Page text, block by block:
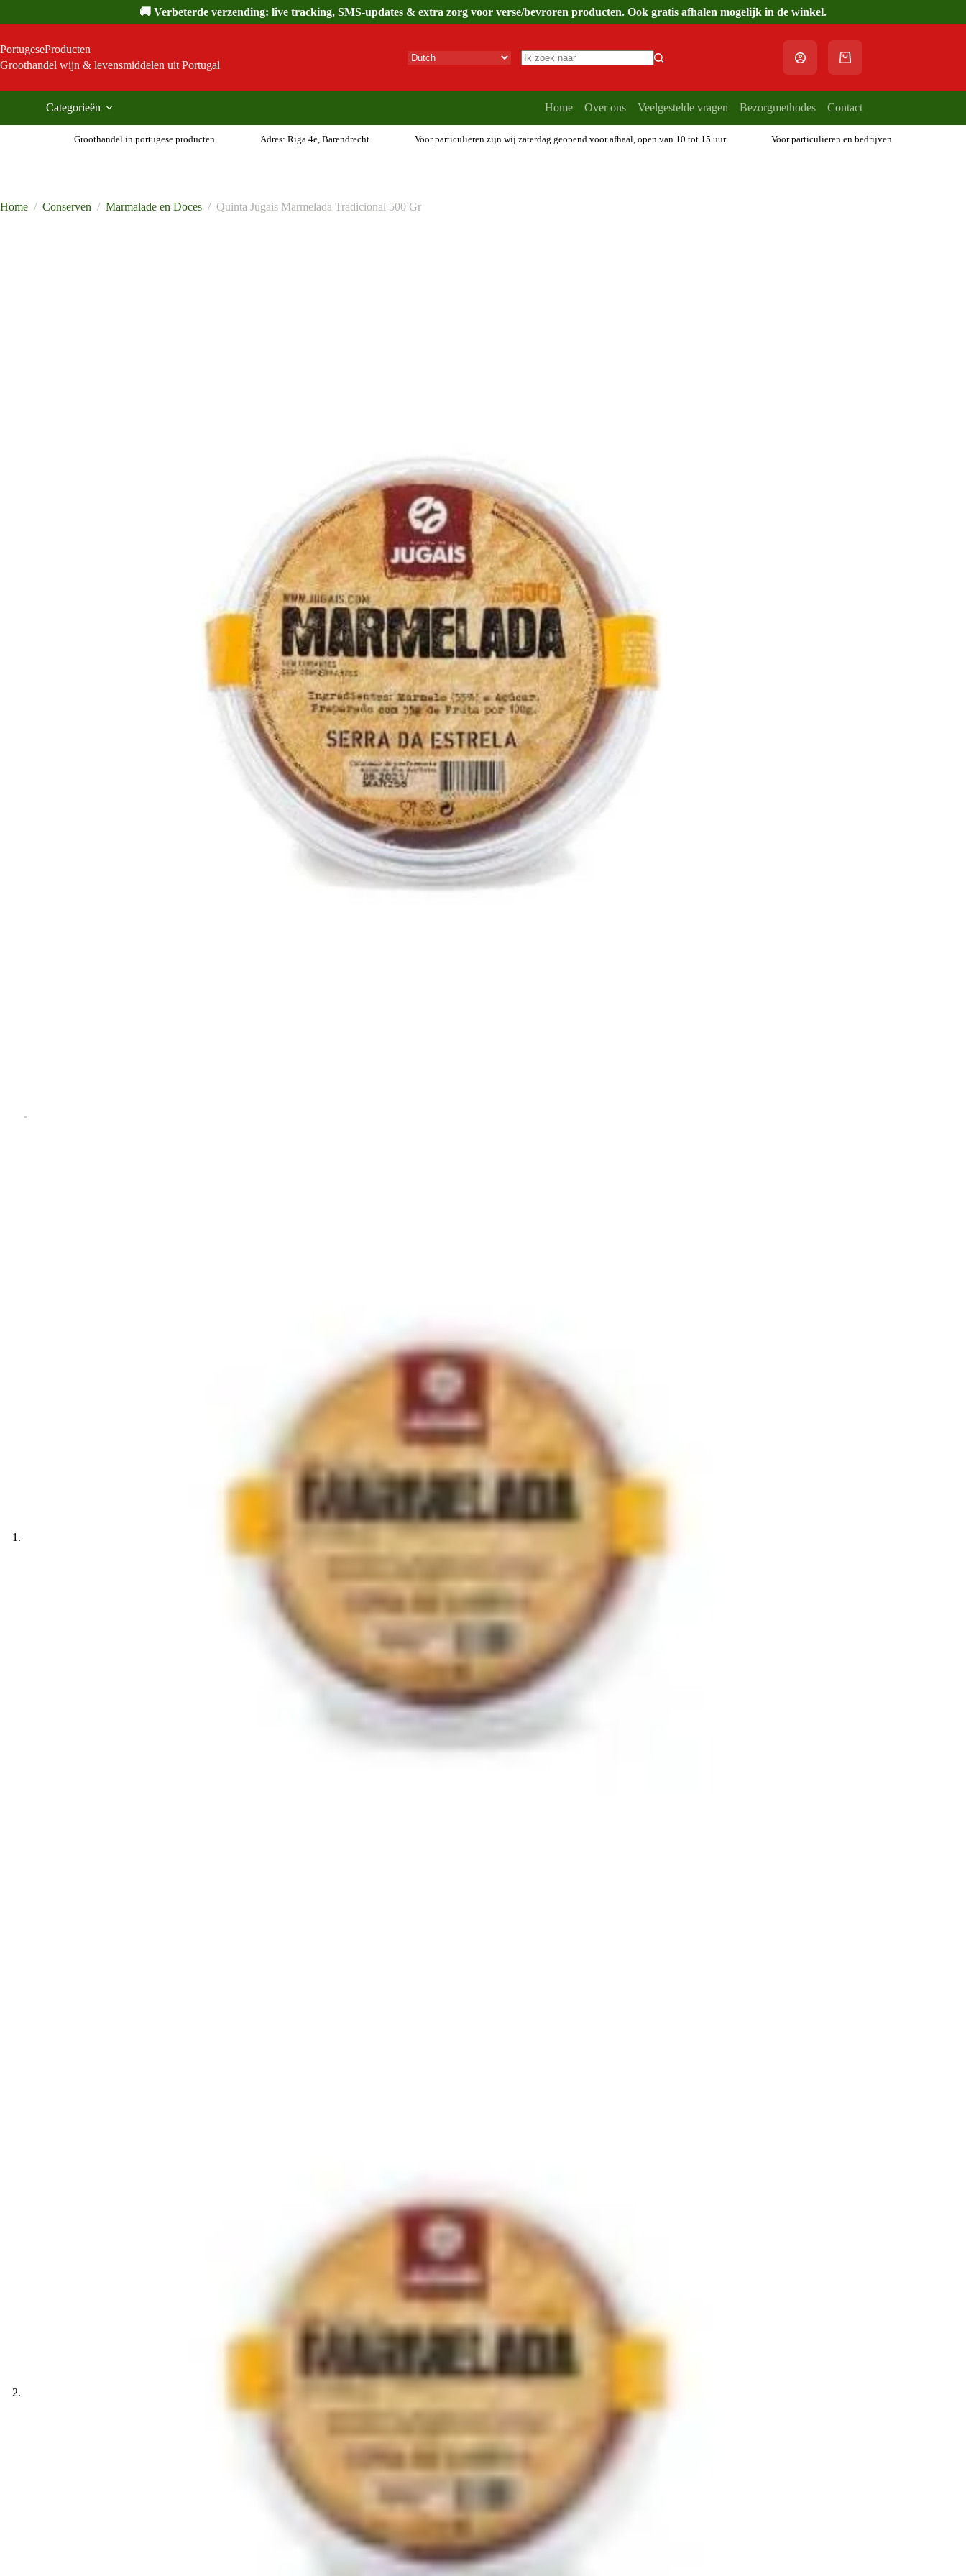
inhoud
🚚 Verbeterde verzending: live tracking, SMS-updates & extra zorg voor verse/bevroren producten. Ook gratis afhalen mogelijk in de winkel.
PortugeseProducten
Groothandel wijn & levensmiddelen uit Portugal
Winkelwagen
Categorieën Home Over ons Veelgestelde vragen Bezorgmethodes Contact
Groothandel in portugese producten Adres: Riga 4e, Barendrecht Voor particulieren zijn wij zaterdag geopend voor afhaal, open van 10 tot 15 uur Voor particulieren en bedrijven
Home / Conserven / Marmalade en Doces / Quinta Jugais Marmelada Tradicional 500 Gr